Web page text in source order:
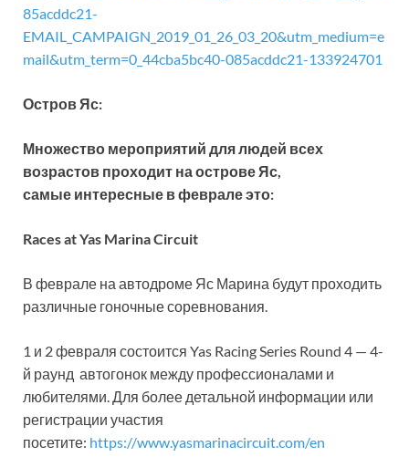
85acddc21-
EMAIL_CAMPAIGN_2019_01_26_03_20&utm_medium=e
mail&utm_term=0_44cba5bc40-085acddc21-133924701
Остров Яс:
Множество мероприятий для людей всех
возрастов проходит на острове Яс,
самые интересные в феврале это:
Races at Yas Marina Circuit
В феврале на автодроме Яс Марина будут проходить
различные гоночные соревнования.
1 и 2 февраля состоится Yas Racing Series Round 4 — 4-
й раунд автогонок между профессионалами и
любителями. Для более детальной информации или
регистрации участия
посетите: https://www.yasmarinacircuit.com/en